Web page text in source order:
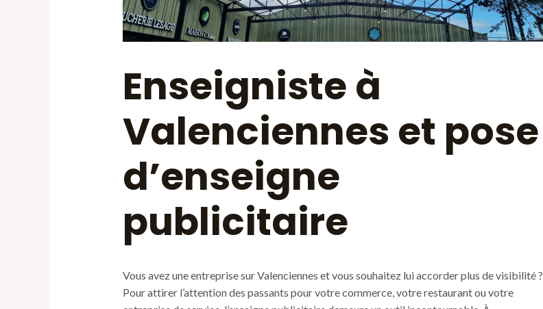
Enseigniste à
Valenciennes et pose
d’enseigne
publicitaire
Vous avez une entreprise sur Valenciennes et vous souhaitez lui accorder plus de visibilité ?
Pour attirer l’attention des passants pour votre commerce, votre restaurant ou votre